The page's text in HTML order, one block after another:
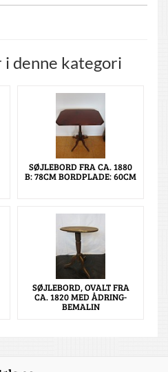
denne kategori
SØJLEBORD FRA CA. 1880
B: 78CM BORDPLADE: 60CM
SØJLEBORD, OVALT FRA
CA. 1820 MED ÅDRING-
BEMALIN